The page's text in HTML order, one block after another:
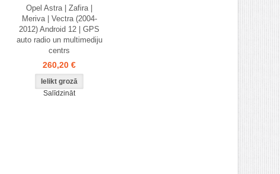
Opel Astra | Zafira |
Meriva | Vectra (2004-
2012) Android 12 | GPS
auto radio un multimediju
centrs
260,20 €
Salīdzināt